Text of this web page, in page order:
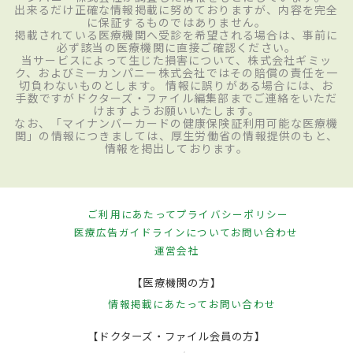
出来るだけ正確な情報掲載に努めておりますが、内容を完全
に保証するものではありません。
掲載されている医療機関へ受診を希望される場合は、事前に
必ず該当の医療機関に直接ご確認ください。
当サービスによって生じた損害について、株式会社ギミッ
ク、およびミーカンパニー株式会社ではその賠償の責任を一
切負わないものとします。 情報に誤りがある場合には、お
手数ですがドクターズ・ファイル編集部までご連絡をいただ
けますようお願いいたします。
なお、「マイナンバーカードの健康保険証利用可能な医療機
関」の情報につきましては、厚生労働省の情報提供のもと、
情報を掲出しております。
ご利用にあたってプライバシーポリシー
医療広告ガイドラインについてお問い合わせ
運営会社
【医療機関の方】
情報掲載にあたって お問い合わせ
【ドクターズ・ファイル会員の方】